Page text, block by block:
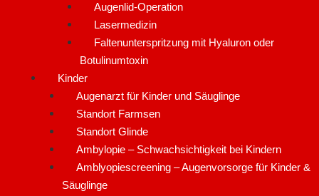
Augenlid-Operation
Lasermedizin
Faltenunterspritzung mit Hyaluron oder
Botulinumtoxin
Kinder
Augenarzt für Kinder und Säuglinge
Standort Farmsen
Standort Glinde
Ambylopie – Schwachsichtigkeit bei Kindern
Amblyopiescreening – Augenvorsorge für Kinder &
Säuglinge